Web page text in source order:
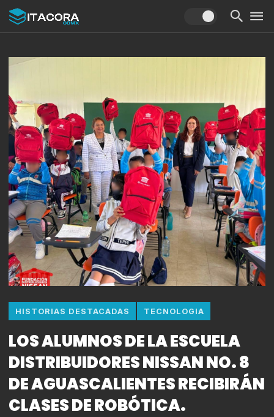
HISTORIAS DESTACADAS TECNOLOGIA
LOS ALUMNOS DE LA ESCUELA
DISTRIBUIDORES NISSAN NO. 8
DE AGUASCALIENTES RECIBIRÁN
CLASES DE ROBÓTICA.